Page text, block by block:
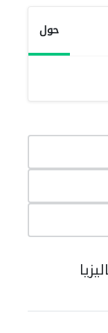
حول